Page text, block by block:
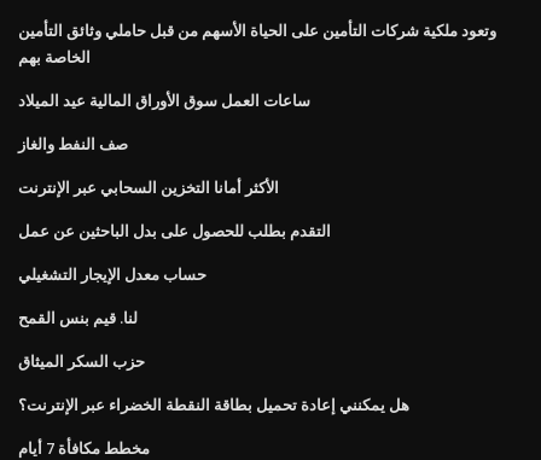
وتعود ملكية شركات التأمين على الحياة الأسهم من قبل حاملي وثائق التأمين
الخاصة بهم
ساعات العمل سوق الأوراق المالية عيد الميلاد
صف النفط والغاز
الأكثر أمانا التخزين السحابي عبر الإنترنت
التقدم بطلب للحصول على بدل الباحثين عن عمل
حساب معدل الإيجار التشغيلي
لنا. قيم بنس القمح
حزب السكر الميثاق
هل يمكنني إعادة تحميل بطاقة النقطة الخضراء عبر الإنترنت؟
مخطط مكافأة 7 أيام